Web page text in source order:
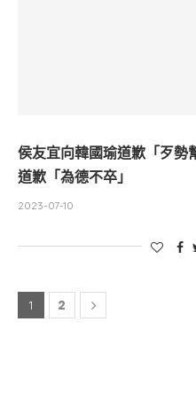
侯友宜向韓國瑜道歉「歹
道歉「為德不卒」
2023-07-10
1 2